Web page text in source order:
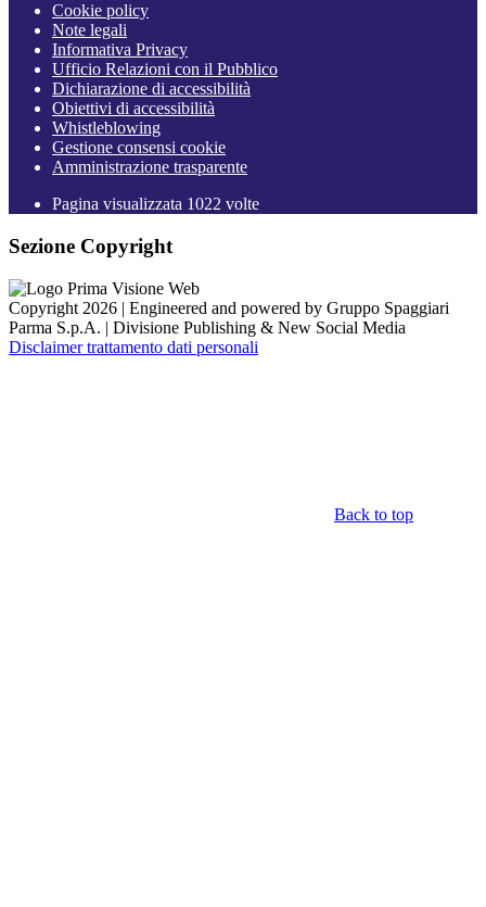
Cookie policy
Note legali
Informativa Privacy
Ufficio Relazioni con il Pubblico
Dichiarazione di accessibilità
Obiettivi di accessibilità
Whistleblowing
Gestione consensi cookie
Amministrazione trasparente
Pagina visualizzata 1022 volte
Sezione Copyright
Copyright 2026 | Engineered and powered by Gruppo Spaggiari
Parma S.p.A. | Divisione Publishing & New Social Media
Disclaimer trattamento dati personali
Back to top